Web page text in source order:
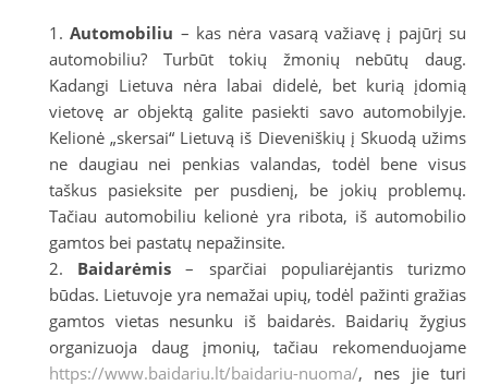
Automobiliu – kas nėra vasarą važiavę į pajūrį su
automobiliu? Turbūt tokių žmonių nebūtų daug.
Kadangi Lietuva nėra labai didelė, bet kurią įdomią
vietovę ar objektą galite pasiekti savo automobilyje.
Kelionė „skersai“ Lietuvą iš Dieveniškių į Skuodą užims
ne daugiau nei penkias valandas, todėl bene visus
taškus pasieksite per pusdienį, be jokių problemų.
Tačiau automobiliu kelionė yra ribota, iš automobilio
gamtos bei pastatų nepažinsite.
Baidarėmis– sparčiai populiarėjantis turizmo
būdas. Lietuvoje yra nemažai upių, todėl pažinti gražias
gamtos vietas nesunku iš baidarės. Baidarių žygius
organizuoja daug įmonių, tačiau rekomenduojame
https://www.baidariu.lt/baidariu-nuoma/, nes jie turi